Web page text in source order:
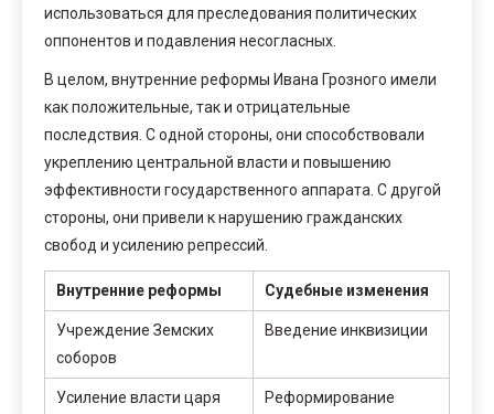
использоваться для преследования политических
оппонентов и подавления несогласных.
В целом, внутренние реформы Ивана Грозного имели
как положительные, так и отрицательные
последствия. С одной стороны, они способствовали
укреплению центральной власти и повышению
эффективности государственного аппарата. С другой
стороны, они привели к нарушению гражданских
свобод и усилению репрессий.
Внутренние реформы Судебные изменения
Учреждение Земских
соборов
Введение инквизиции
Усиление власти царя
Реформирование